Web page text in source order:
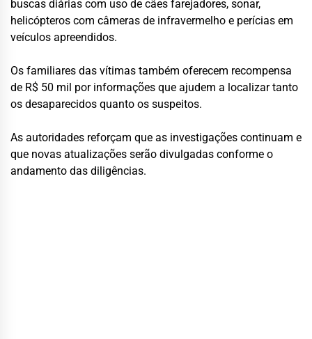
buscas diárias com uso de cães farejadores, sonar,
helicópteros com câmeras de infravermelho e perícias em
veículos apreendidos.
Os familiares das vítimas também oferecem recompensa
de R$ 50 mil por informações que ajudem a localizar tanto
os desaparecidos quanto os suspeitos.
As autoridades reforçam que as investigações continuam e
que novas atualizações serão divulgadas conforme o
andamento das diligências.